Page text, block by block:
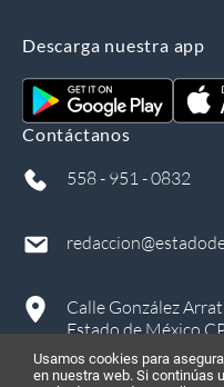
Descarga nuestra app
Contáctanos
558 - 951 - 0832
Calle González
Estado de México
Usamos cookies para
en nuestra web. Si continúas